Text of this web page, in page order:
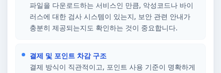
파일을 다운로드하는 서비스인 만큼, 악성코드나 바이
러스에 대한 검사 시스템이 있는지, 보안 관련 안내가
충분히 제공되는지도 확인하는 것이 중요합니다.
결제 및 포인트 차감 구조
결제 방식이 직관적이고, 포인트 사용 기준이 명확하게